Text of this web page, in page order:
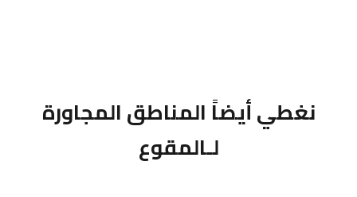
نغطي أيضاً المناطق المجاورة
لـالمقوع